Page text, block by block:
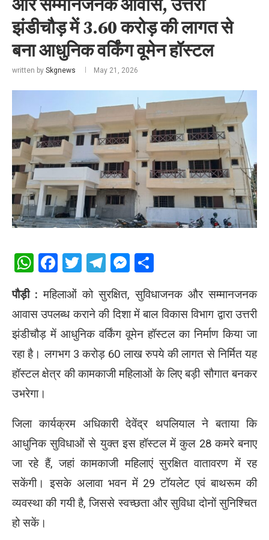
और सम्मानजनक आवास, उत्तरी
झंडीचौड़ में 3.60 करोड़ की लागत से
बना आधुनिक वर्किंग वूमेन हॉस्टल
written by Skgnews May 21, 2026
WhatsApp
Facebook
Twitter
Telegram
Messenger
पौड़ी : महिलाओं को सुरक्षित, सुविधाजनक और सम्मानजनक
आवास उपलब्ध कराने की दिशा में बाल विकास विभाग द्वारा उत्तरी
झंडीचौड़ में आधुनिक वर्किंग वूमेन हॉस्टल का निर्माण किया जा
रहा है। लगभग 3 करोड़ 60 लाख रुपये की लागत से निर्मित यह
हॉस्टल क्षेत्र की कामकाजी महिलाओं के लिए बड़ी सौगात बनकर
उभरेगा।
जिला कार्यक्रम अधिकारी देवेंद्र थपलियाल ने बताया कि
आधुनिक सुविधाओं से युक्त इस हॉस्टल में कुल 28 कमरे बनाए
जा रहे हैं, जहां कामकाजी महिलाएं सुरक्षित वातावरण में रह
सकेंगी। इसके अलावा भवन में 29 टॉयलेट एवं बाथरूम की
व्यवस्था की गयी है, जिससे स्वच्छता और सुविधा दोनों सुनिश्चित
हो सकें।